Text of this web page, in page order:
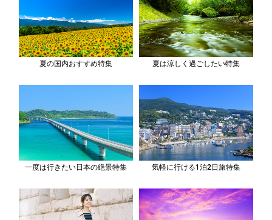
夏の国内おすすめ特集 夏は涼しく過ごしたい特集
一度は行きたい日本の絶景特集 気軽に行ける1泊2日旅特集